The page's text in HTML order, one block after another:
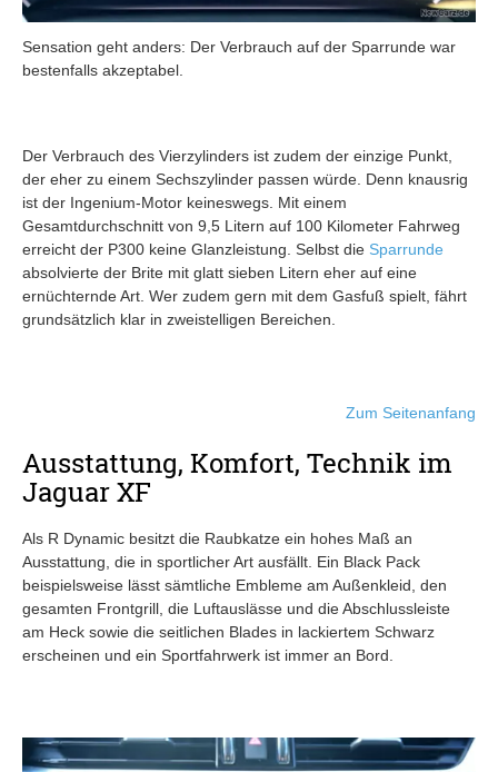
Sensation geht anders: Der Verbrauch auf der Sparrunde war
bestenfalls akzeptabel.
Der Verbrauch des Vierzylinders ist zudem der einzige Punkt,
der eher zu einem Sechszylinder passen würde. Denn knausrig
ist der Ingenium-Motor keineswegs. Mit einem
Gesamtdurchschnitt von 9,5 Litern auf 100 Kilometer Fahrweg
erreicht der P300 keine Glanzleistung. Selbst die Sparrunde
absolvierte der Brite mit glatt sieben Litern eher auf eine
ernüchternde Art. Wer zudem gern mit dem Gasfuß spielt, fährt
grundsätzlich klar in zweistelligen Bereichen.
Zum Seitenanfang
Ausstattung, Komfort, Technik im
Jaguar XF
Als R Dynamic besitzt die Raubkatze ein hohes Maß an
Ausstattung, die in sportlicher Art ausfällt. Ein Black Pack
beispielsweise lässt sämtliche Embleme am Außenkleid, den
gesamten Frontgrill, die Luftauslässe und die Abschlussleiste
am Heck sowie die seitlichen Blades in lackiertem Schwarz
erscheinen und ein Sportfahrwerk ist immer an Bord.